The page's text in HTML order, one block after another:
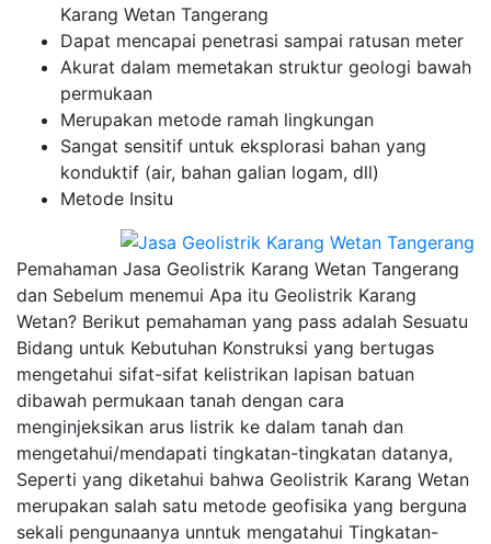
Karang Wetan Tangerang
Dapat mencapai penetrasi sampai ratusan meter
Akurat dalam memetakan struktur geologi bawah
permukaan
Merupakan metode ramah lingkungan
Sangat sensitif untuk eksplorasi bahan yang
konduktif (air, bahan galian logam, dll)
Metode Insitu
Pemahaman Jasa Geolistrik Karang Wetan Tangerang
dan Sebelum menemui Apa itu Geolistrik Karang
Wetan? Berikut pemahaman yang pass adalah Sesuatu
Bidang untuk Kebutuhan Konstruksi yang bertugas
mengetahui sifat-sifat kelistrikan lapisan batuan
dibawah permukaan tanah dengan cara
menginjeksikan arus listrik ke dalam tanah dan
mengetahui/mendapati tingkatan-tingkatan datanya,
Seperti yang diketahui bahwa Geolistrik Karang Wetan
merupakan salah satu metode geofisika yang berguna
sekali pengunaanya unntuk mengatahui Tingkatan-